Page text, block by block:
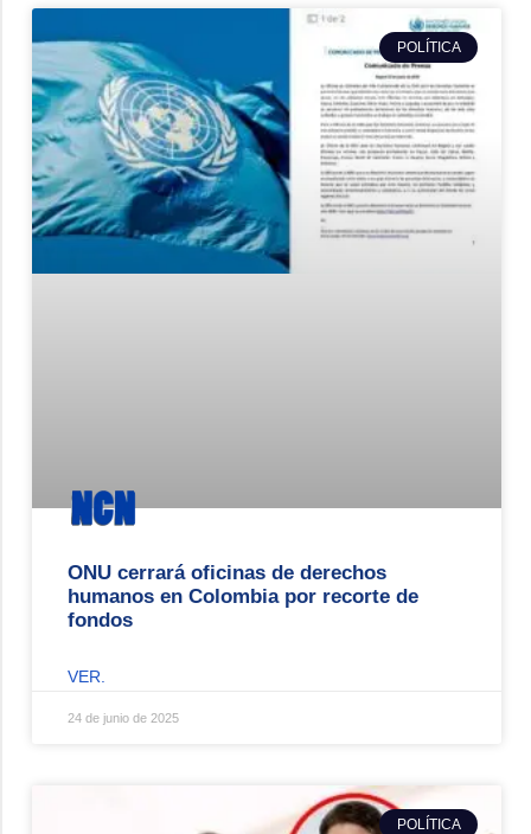
POLÍTICA
ONU cerrará oficinas de derechos
humanos en Colombia por recorte de
fondos
VER.
24 de junio de 2025
POLÍTICA